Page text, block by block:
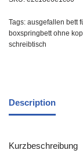
Tags: ausgefallen bett
boxspringbett ohne
schreibtisch
Description
Kurzbeschreibung